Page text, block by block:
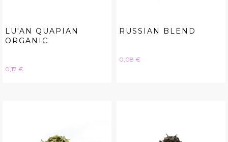
LU'AN QUAPIAN
ORGANIC
Hinta
0,17 €
RUSSIAN BLEND
Hinta
0,08 €